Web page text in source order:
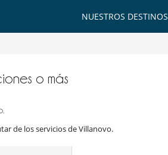
NUESTROS DESTINOS
o más
de los servicios de Villanovo.